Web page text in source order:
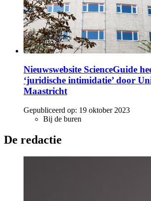
Nieuwswebsite ScienceGuide
‘juridische intimidatie’ door
Maastricht
Gepubliceerd op: 19 oktober 2023
Bij de buren
De redactie